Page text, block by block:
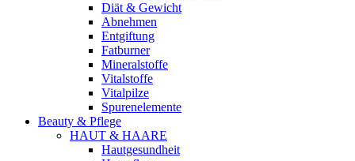
Diät & Gewicht
Abnehmen
Entgiftung
Fatburner
Mineralstoffe
Vitalstoffe
Vitalpilze
Spurenelemente
Beauty & Pflege
HAUT & HAARE
Hautgesundheit